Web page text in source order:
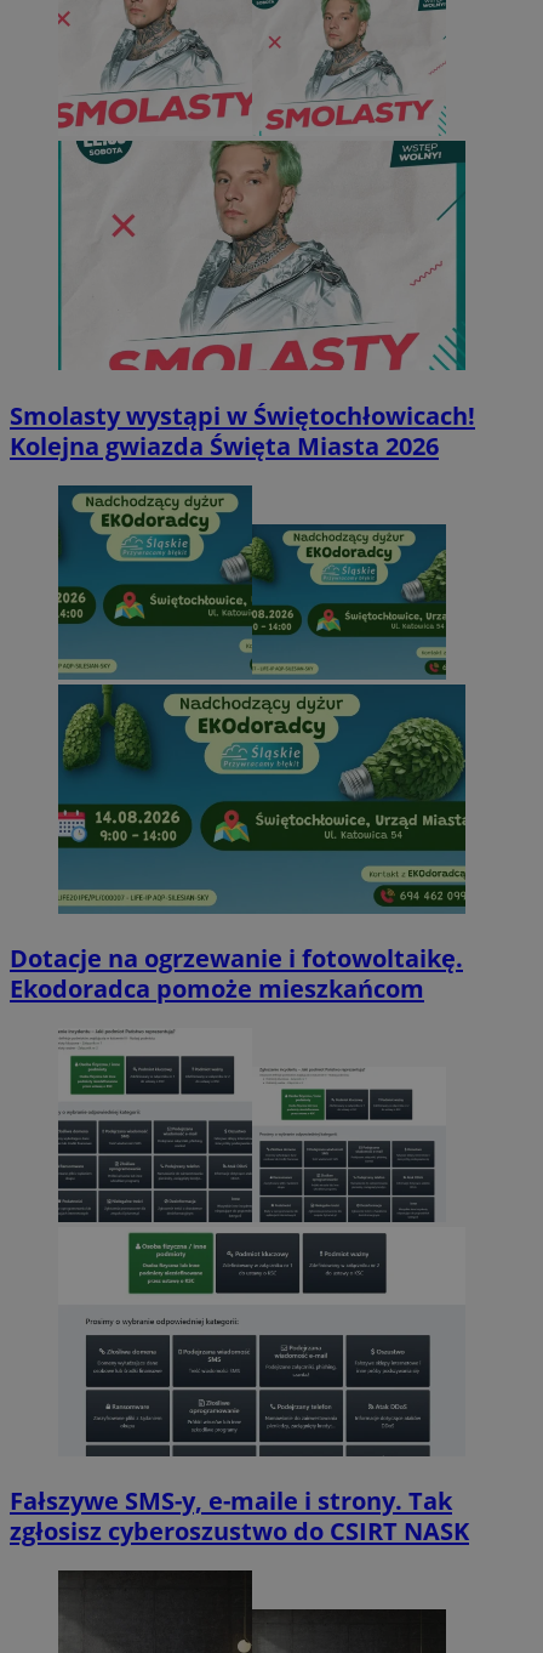
Smolasty wystąpi w Świętochłowicach!
Kolejna gwiazda Święta Miasta 2026
Dotacje na ogrzewanie i fotowoltaikę.
Ekodoradca pomoże mieszkańcom
Fałszywe SMS-y, e-maile i strony. Tak
zgłosisz cyberoszustwo do CSIRT NASK